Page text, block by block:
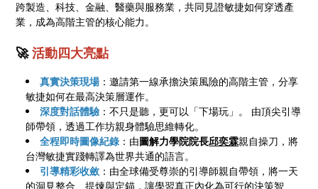
跨製造、科技、金融、醫藥與服務業，共同見證敏捷如何穿透產
業，成為高階主管的核心能力。
🚀活動四大亮點
真實決策現場：邀請第一線承擔決策風險的高階主管，分享
敏捷如何在最高決策層運作。
深度對話體驗 ：不只是聽，更可以「下場玩」。 由頂尖引導
師帶領，透過工作坊親身體驗思維轉化。
全程即時圖像紀錄 ：由圖解力學院院長邱奕霖親自操刀，將
台灣敏捷實踐轉譯為世界共通的語言。
引導精彩收斂 ：由全球備受尊崇的引導師親自帶領，將一天
的洞見整合、提煉與定錨，讓學習真正內化為可行的決策智